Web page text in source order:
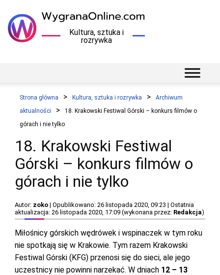
Kultura, sztuka i
rozrywka
Strona główna Kultura, sztuka i rozrywka
Archiwum
aktualności
18. Krakowski Festiwal Górski – konkurs filmów o
górach i nie tylko
18. Krakowski Festiwal
Górski – konkurs filmów o
górach i nie tylko
Autor: zoko | Opublikowano: 26 listopada 2020, 09:23 | Ostatnia
aktualizacja: 26 listopada 2020, 17:09 (wykonana przez: Redakcja)
Miłośnicy górskich wędrówek i wspinaczek w tym roku
nie spotkają się w Krakowie. Tym razem Krakowski
Festiwal Górski (KFG) przenosi się do sieci, ale jego
uczestnicy nie powinni narzekać. W dniach 12 – 13